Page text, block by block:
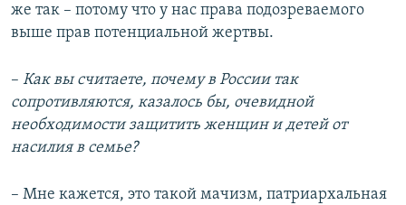
же так – потому что у нас права подозреваемого
выше прав потенциальной жертвы.
– Как вы считаете, почему в России так
сопротивляются, казалось бы, очевидной
необходимости защитить женщин и детей от
насилия в семье?
– Мне кажется, это такой мачизм, патриархальная